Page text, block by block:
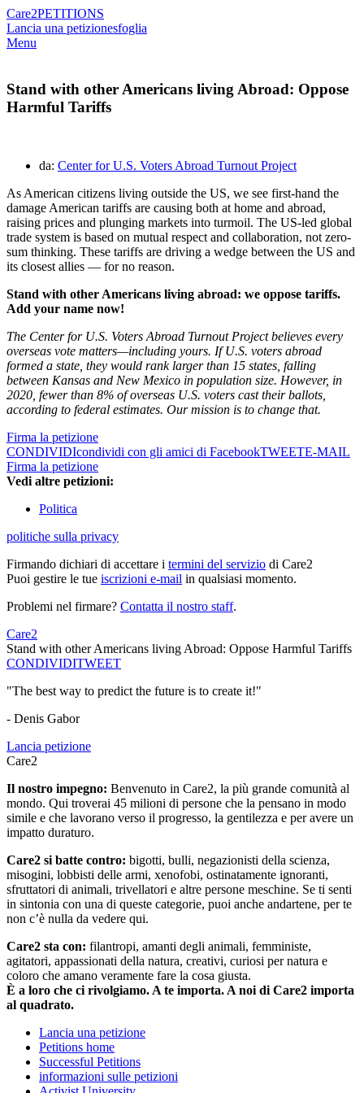
Care2PETITIONS
Lancia una petizionesfoglia
Menu
Stand with other Americans living Abroad: Oppose
Harmful Tariffs
da: Center for U.S. Voters Abroad Turnout Project
As American citizens living outside the US, we see first-hand the
damage American tariffs are causing both at home and abroad,
raising prices and plunging markets into turmoil. The US-led global
trade system is based on mutual respect and collaboration, not zero-
sum thinking. These tariffs are driving a wedge between the US and
its closest allies — for no reason.
Stand with other Americans living abroad: we oppose tariffs.
Add your name now!
The Center for U.S. Voters Abroad Turnout Project believes every
overseas vote matters—including yours. If U.S. voters abroad
formed a state, they would rank larger than 15 states, falling
between Kansas and New Mexico in population size. However, in
2020, fewer than 8% of overseas U.S. voters cast their ballots,
according to federal estimates. Our mission is to change that.
Firma la petizione
CONDIVIDIcondividi con gli amici di FacebookTWEETE-MAIL
Firma la petizione
Vedi altre petizioni:
Politica
politiche sulla privacy
Firmando dichiari di accettare i termini del servizio di Care2
Puoi gestire le tue iscrizioni e-mail in qualsiasi momento.
Problemi nel firmare? Contatta il nostro staff.
Care2
Stand with other Americans living Abroad: Oppose Harmful Tariffs
CONDIVIDITWEET
"The best way to predict the future is to create it!"
- Denis Gabor
Lancia petizione
Care2
Il nostro impegno: Benvenuto in Care2, la più grande comunità al
mondo. Qui troverai 45 milioni di persone che la pensano in modo
simile e che lavorano verso il progresso, la gentilezza e per avere un
impatto duraturo.
Care2 si batte contro: bigotti, bulli, negazionisti della scienza,
misogini, lobbisti delle armi, xenofobi, ostinatamente ignoranti,
sfruttatori di animali, trivellatori e altre persone meschine. Se ti senti
in sintonia con una di queste categorie, puoi anche andartene, per te
non c’è nulla da vedere qui.
Care2 sta con: filantropi, amanti degli animali, femministe,
agitatori, appassionati della natura, creativi, curiosi per natura e
coloro che amano veramente fare la cosa giusta.
È a loro che ci rivolgiamo. A te importa. A noi di Care2 importa
al quadrato.
Lancia una petizione
Petitions home
Successful Petitions
informazioni sulle petizioni